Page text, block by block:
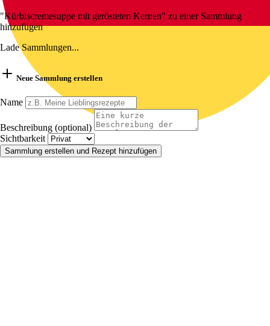
"Kürbiscremesuppe mit gerösteten Kernen" zu einer Sammlung
hinzufügen
Lade Sammlungen...
Neue Sammlung erstellen
Name
Beschreibung (optional)
Sichtbarkeit
Sammlung erstellen und Rezept hinzufügen